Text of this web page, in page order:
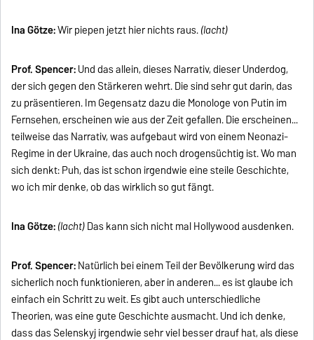
Ina Götze:Wir piepen jetzt hier nichts raus.(lacht)
Prof. Spencer:Und das allein, dieses Narrativ, dieser Underdog,
der sich gegen den Stärkeren wehrt. Die sind sehr gut darin, das
zu präsentieren. Im Gegensatz dazu die Monologe von Putin im
Fernsehen, erscheinen wie aus der Zeit gefallen. Die erscheinen...
teilweise das Narrativ, was aufgebaut wird von einem Neonazi-
Regime in der Ukraine, das auch noch drogensüchtig ist. Wo man
sich denkt: Puh, das ist schon irgendwie eine steile Geschichte,
wo ich mir denke, ob das wirklich so gut fängt.
Ina Götze:(lacht)Das kann sich nicht mal Hollywood ausdenken.
Prof. Spencer:Natürlich bei einem Teil der Bevölkerung wird das
sicherlich noch funktionieren, aber in anderen... es ist glaube ich
einfach ein Schritt zu weit. Es gibt auch unterschiedliche
Theorien, was eine gute Geschichte ausmacht. Und ich denke,
dass das Selenskyj irgendwie sehr viel besser drauf hat, als diese